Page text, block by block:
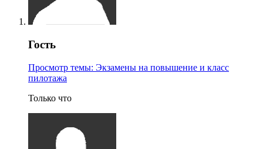
Гость
Просмотр темы: Экзамены на повышение и класс
пилотажа
Только что